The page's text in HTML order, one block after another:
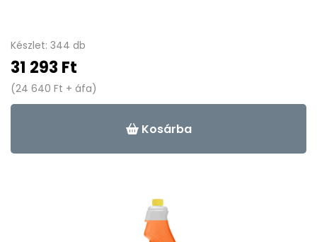
Készlet: 344 db
31 293 Ft
(24 640 Ft + áfa)
Kosárba